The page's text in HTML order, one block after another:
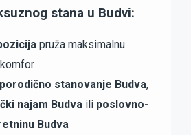
stana u Budvi:
pruža maksimalnu
porodično stanovanje Budva,
najam Budva ili poslovno-
Budva